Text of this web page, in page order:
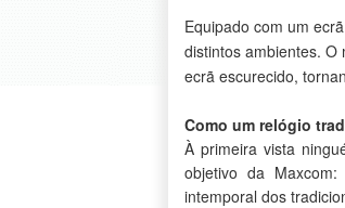
Equipado com um
distintos ambientes. O
ecrã escurecido,
Como um relógio
À primeira vista
objetivo da
intemporal dos